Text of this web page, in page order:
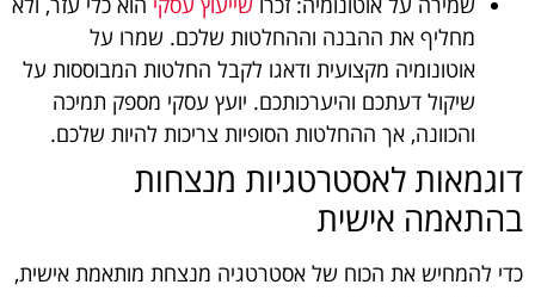
מחליף את ההבנה וההחלטות שלכם. שמרו על
אוטונומיה מקצועית ודאגו לקבל החלטות המבוססות על
שיקול דעתכם והיערכותכם. יועץ עסקי מספק תמיכה
והכוונה, אך ההחלטות הסופיות צריכות להיות שלכם.
דוגמאות לאסטרטגיות מנצחות
בהתאמה אישית
כדי להמחיש את הכוח של אסטרטגיה מנצחת מותאמת אישית,